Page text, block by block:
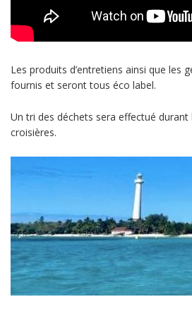
Les produits d’entretiens ainsi que les
fournis et seront tous éco label.
Un tri des déchets sera effectué durant
croisières.